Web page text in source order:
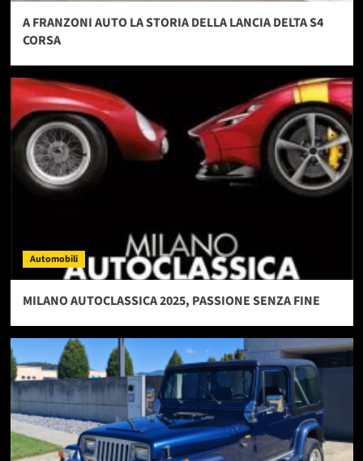
A FRANZONI AUTO LA STORIA DELLA LANCIA DELTA S4
CORSA
Automobili
MILANO AUTOCLASSICA 2025, PASSIONE SENZA FINE